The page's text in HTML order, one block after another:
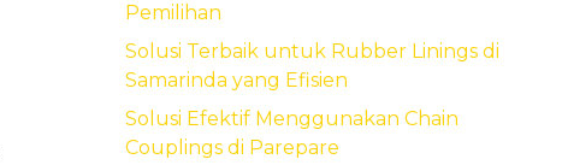
Pemilihan
Solusi Terbaik untuk Rubber Linings di
Samarinda yang Efisien
Solusi Efektif Menggunakan Chain
Couplings di Parepare